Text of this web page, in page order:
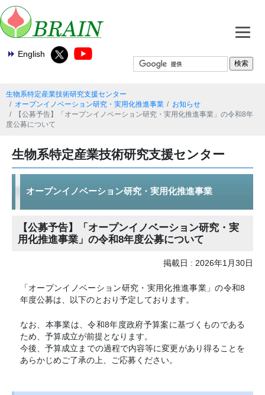
English
生物系特定産業技術研究支援センター
オープンイノベーション研究・実用化推進事業
お知らせ
【公募予告】「オープンイノベーション研究・実用化推進事業」の令和8年
度公募について
生物系特定産業技術研究支援センター
オープンイノベーション研究・実用化推進事業
【公募予告】「オープンイノベーション研究・実
用化推進事業」の令和8年度公募について
掲載日 : 2026年1月30日
「オープンイノベーション研究・実用化推進事業」の令和8
年度公募は、以下のとおり予定しております。
なお、本事業は、令和8年度政府予算案に基づくものである
ため、予算成立が前提となります。
今後、予算成立までの過程で内容等に変更があり得ることを
あらかじめご了承の上、ご応募ください。